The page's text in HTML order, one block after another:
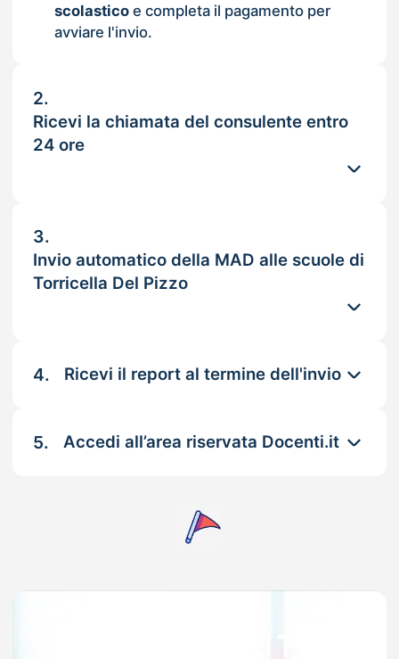
scolasticoe completa il pagamento per
avviare l'invio.
2.
Ricevi la chiamata del consulente entro
24 ore
3.
Invio automatico della MAD alle scuole di
Torricella Del Pizzo
4. Ricevi il report al termine dell'invio
5. Accedi all’area riservata Docenti.it